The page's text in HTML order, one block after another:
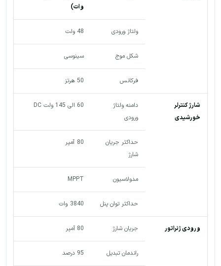
وات)
ولتاژ ورودی 48 ولت
شکل موج سینوسی
فرکانس 50 هرتز
شارژ کنترلر
خورشیدی
دامنه ولتاژ
ورودی
60 الی 145 ولت DC
حداکثر جریان
شارژ
80 آمپر
مدولاسیون MPPT
حداکثر توان پنل 3840 وات
ورودی ژنراتور جریان شارژ 80 آمپر
راندمان تبدیل 95 درصد